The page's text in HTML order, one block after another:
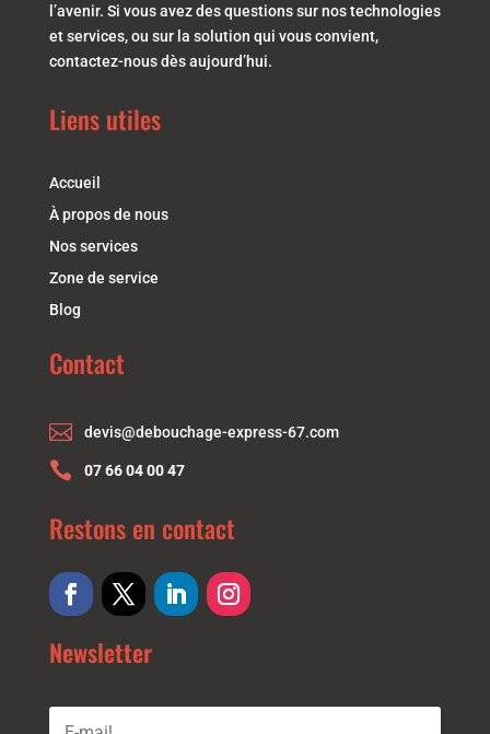
l’avenir. Si vous avez des questions sur nos technologies
et services, ou sur la solution qui vous convient,
contactez-nous dès aujourd’hui.
Liens utiles
Accueil
À propos de nous
Nos services
Zone de service
Blog
Contact
 devis@debouchage-express-67.com
 07 66 04 00 47
Restons en contact
Newsletter